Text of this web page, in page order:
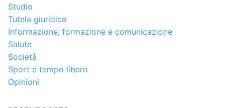
Studio
Tutela giuridica
Informazione, formazione e comunicazione
Salute
Società
Sport e tempo libero
Opinioni